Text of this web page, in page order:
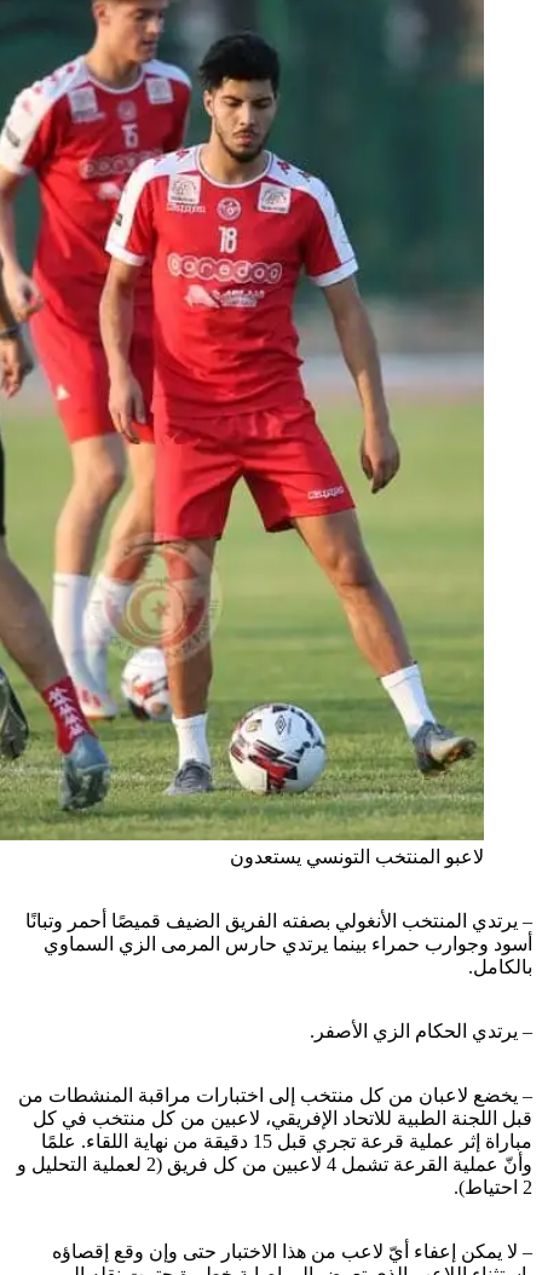
لاعبو المنتخب التونسي يستعدون
– يرتدي المنتخب الأنغولي بصفته الفريق الضيف قميصًا أحمر وتبانًا
أسود وجوارب حمراء بينما يرتدي حارس المرمى الزي السماوي
بالكامل.
– يرتدي الحكام الزي الأصفر.
– يخضع لاعبان من كل منتخب إلى اختبارات مراقبة المنشطات من
قبل اللجنة الطبية للاتحاد الإفريقي، لاعبين من كل منتخب في كل
مباراة إثر عملية قرعة تجري قبل 15 دقيقة من نهاية اللقاء. علمًا
وأنّ عملية القرعة تشمل 4 لاعبين من كل فريق (2 لعملية التحليل و
2 احتياط).
– لا يمكن إعفاء أيّ لاعب من هذا الاختبار حتى وإن وقع إقصاؤه